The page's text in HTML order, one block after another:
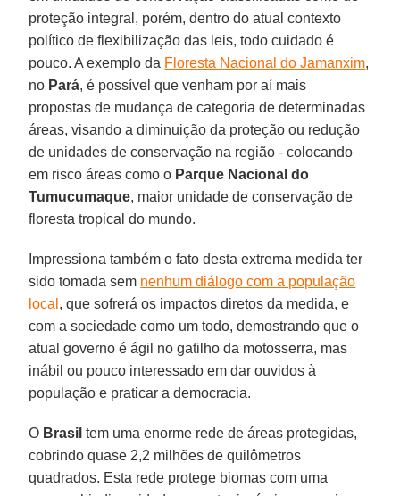
proteção integral, porém, dentro do atual contexto
político de flexibilização das leis, todo cuidado é
pouco. A exemplo da Floresta Nacional do Jamanxim,
no Pará, é possível que venham por aí mais
propostas de mudança de categoria de determinadas
áreas, visando a diminuição da proteção ou redução
de unidades de conservação na região - colocando
em risco áreas como o Parque Nacional do
Tumucumaque, maior unidade de conservação de
floresta tropical do mundo.
Impressiona também o fato desta extrema medida ter
sido tomada sem nenhum diálogo com a população
local , que sofrerá os impactos diretos da medida, e
com a sociedade como um todo, demostrando que o
atual governo é ágil no gatilho da motosserra, mas
inábil ou pouco interessado em dar ouvidos à
população e praticar a democracia.
O Brasil tem uma enorme rede de áreas protegidas,
cobrindo quase 2,2 milhões de quilômetros
quadrados. Esta rede protege biomas com uma